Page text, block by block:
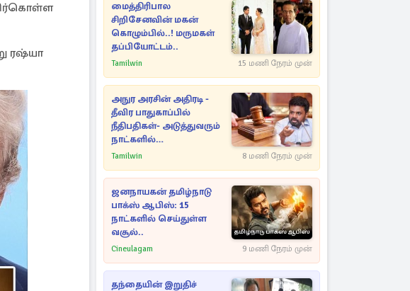
ரஷ்யா
மைத்திரிபால
சிறிசேனவின் மகன்
கொழும்பில்..! மருமகள்
தப்பியோட்டம்..
Tamilwin 15 மணி நேரம் முன்
அநுர அரசின் அதிரடி -
தீவிர பாதுகாப்பில்
நீதிபதிகள்- அடுத்துவரும்
நாட்களில்
அம்பலமாகவுள்ள ரகசியம்
Tamilwin 8 மணி நேரம் முன்
ஜனநாயகன் தமிழ்நாடு
பாக்ஸ் ஆபிஸ்: 15
நாட்களில் செய்துள்ள
வசூல்..
Cineulagam 9 மணி நேரம் முன்
தந்தையின் இறுதிச்